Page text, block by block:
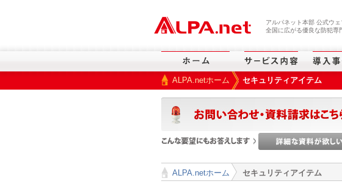
アルパネット本部 公式ウェ
全国に広がる優良な防犯専
ALPA.netホーム
セキュリティアイテム
ALPA.netホーム
セキュリティアイテム